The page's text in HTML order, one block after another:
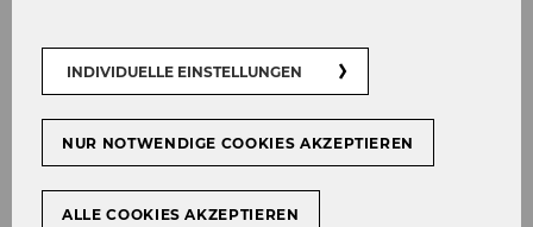
Brandstetter
RAA Dr. Daniel Gilhofer-
Lenglinger, LL.M. (WU), MSc (WU)
Hofrat d. OGH Dr. Thomas
INDIVIDUELLE EINSTELLUNGEN
NUR NOTWENDIGE COOKIES AKZEPTIEREN
ALLE COOKIES AKZEPTIEREN